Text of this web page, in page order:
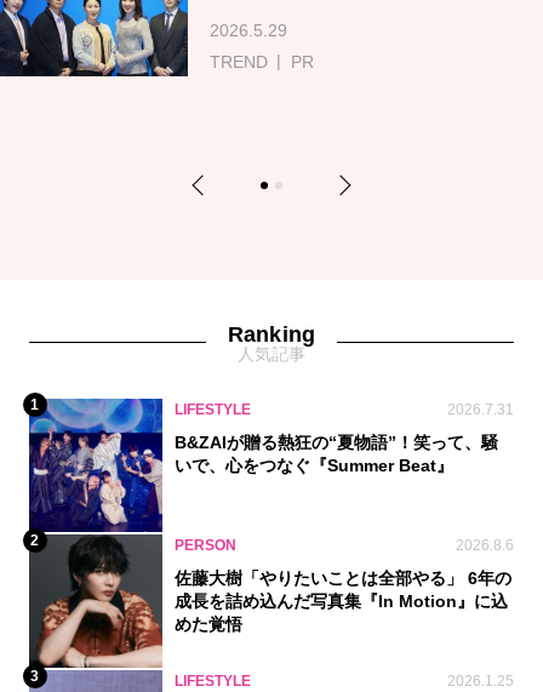
2026.5.29
TREND
PR
Previous 1 2 Next
Ranking
人気記事
1 LIFESTYLE 2026.7.31
B&ZAIが贈る熱狂の“夏物語”！笑って、騒
いで、心をつなぐ『Summer Beat』
2 PERSON 2026.8.6
佐藤大樹「やりたいことは全部やる」 6年の
成長を詰め込んだ写真集『In Motion』に込
めた覚悟
3 LIFESTYLE 2026.1.25